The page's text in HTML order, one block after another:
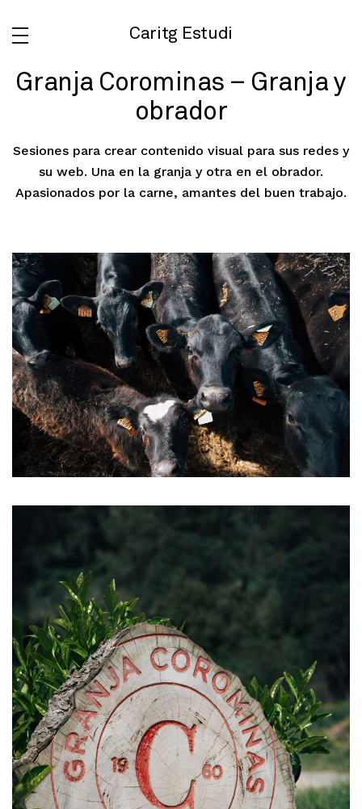
Caritg Estudi
Granja Corominas – Granja y
obrador
Sesiones para crear contenido visual para sus redes y
su web. Una en la granja y otra en el obrador.
Apasionados por la carne, amantes del buen trabajo.